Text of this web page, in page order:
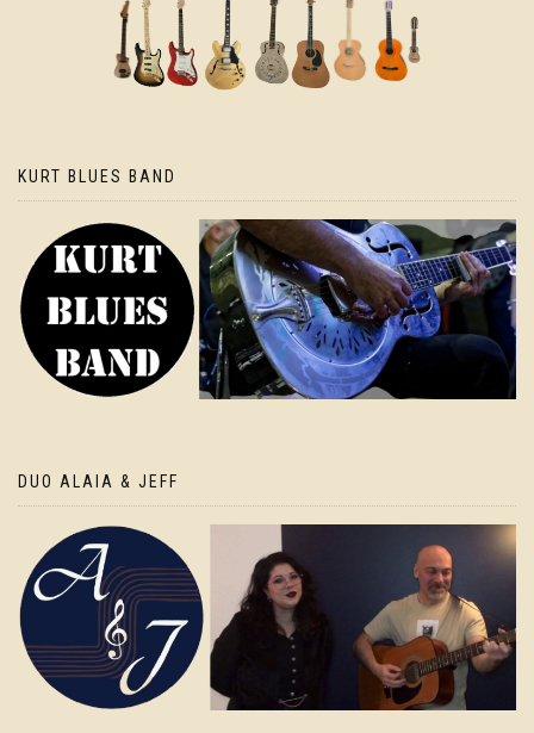
KURT BLUES BAND
DUO ALAIA & JEFF